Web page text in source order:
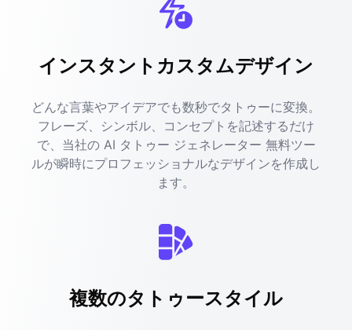
インスタントカスタムデザイン
どんな言葉やアイデアでも数秒でタトゥーに変換。
フレーズ、シンボル、コンセプトを記述するだけ
で、当社の AI タトゥー ジェネレーター 無料ツー
ルが瞬時にプロフェッショナルなデザインを作成し
ます。
複数のタトゥースタイル